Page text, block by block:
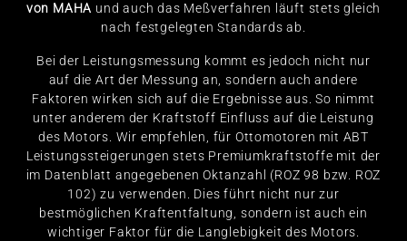
von MAHA und auch das Meßverfahren läuft stets gleich
nach festgelegten Standards ab.
Bei der Leistungsmessung kommt es jedoch nicht nur
auf die Art der Messung an, sondern auch andere
Faktoren wirken sich auf die Ergebnisse aus. So nimmt
unter anderem der Kraftstoff Einfluss auf die Leistung
des Motors. Wir empfehlen, für Ottomotoren mit ABT
Leistungssteigerungen stets Premiumkraftstoffe mit der
im Datenblatt angegebenen Oktanzahl (ROZ 98 bzw. ROZ
102) zu verwenden. Dies führt nicht nur zur
bestmöglichen Kraftentfaltung, sondern ist auch ein
wichtiger Faktor für die Langlebigkeit des Motors.